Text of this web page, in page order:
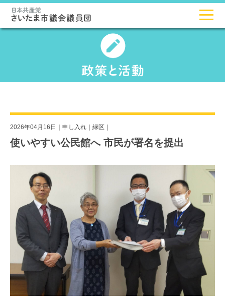
2026年04月16日｜ 申し入れ 緑区
使いやすい公民館へ 市民が署名を提出